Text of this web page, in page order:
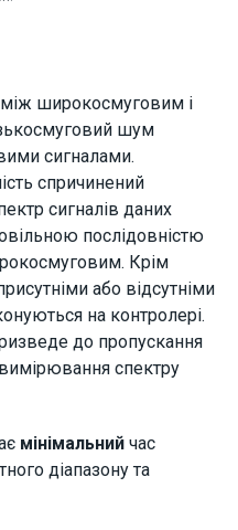
між широкосмуговим і
шум
сигналами.
спричинений
сигналів даних
послідовністю
Крім
або відсутніми
на контролері.
до пропускання
спектру
мінімальний час
діапазону та